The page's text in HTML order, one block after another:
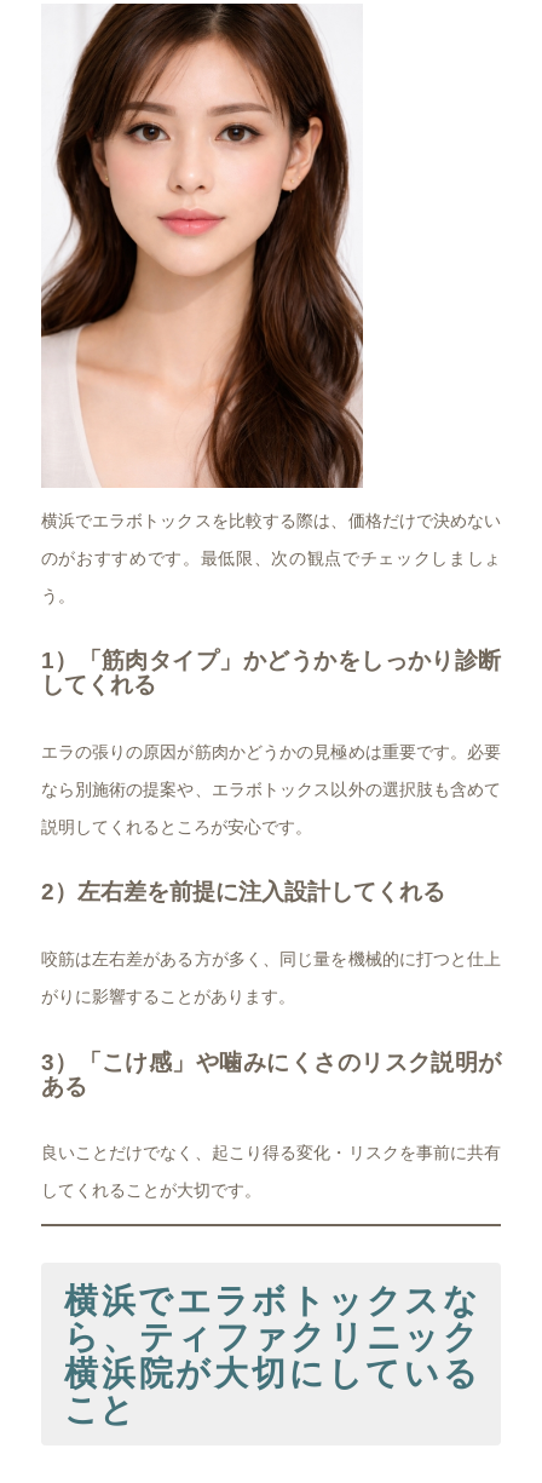
横浜でエラボトックスを比較する際は、価格だけで決めない
のがおすすめです。最低限、次の観点でチェックしましょ
う。
1）「筋肉タイプ」かどうかをしっかり診断
してくれる
エラの張りの原因が筋肉かどうかの見極めは重要です。必要
なら別施術の提案や、エラボトックス以外の選択肢も含めて
説明してくれるところが安心です。
2）左右差を前提に注入設計してくれる
咬筋は左右差がある方が多く、同じ量を機械的に打つと仕上
がりに影響することがあります。
3）「こけ感」や噛みにくさのリスク説明が
ある
良いことだけでなく、起こり得る変化・リスクを事前に共有
してくれることが大切です。
横浜でエラボトックスな
ら、ティファクリニック
横浜院が大切にしている
こと